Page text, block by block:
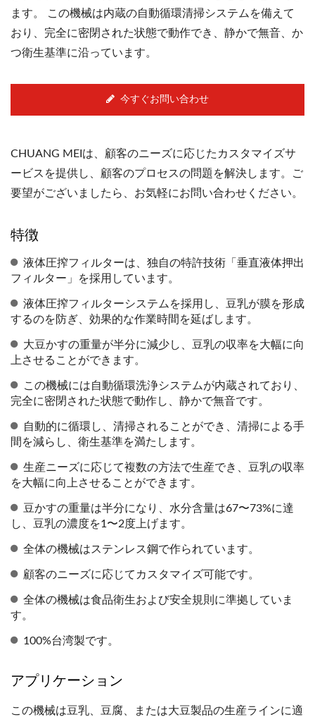
ます。 この機械は内蔵の自動循環清掃システムを備えて
おり、完全に密閉された状態で動作でき、静かで無音、か
つ衛生基準に沿っています。
今すぐお問い合わせ
CHUANG MEIは、顧客のニーズに応じたカスタマイズサ
ービスを提供し、顧客のプロセスの問題を解決します。ご
要望がございましたら、お気軽にお問い合わせください。
特徴
液体圧搾フィルターは、独自の特許技術「垂直液体押出
フィルター」を採用しています。
液体圧搾フィルターシステムを採用し、豆乳が膜を形成
するのを防ぎ、効果的な作業時間を延ばします。
大豆かすの重量が半分に減少し、豆乳の収率を大幅に向
上させることができます。
この機械には自動循環洗浄システムが内蔵されており、
完全に密閉された状態で動作し、静かで無音です。
自動的に循環し、清掃されることができ、清掃による手
間を減らし、衛生基準を満たします。
生産ニーズに応じて複数の方法で生産でき、豆乳の収率
を大幅に向上させることができます。
豆かすの重量は半分になり、水分含量は67〜73%に達
し、豆乳の濃度を1〜2度上げます。
全体の機械はステンレス鋼で作られています。
顧客のニーズに応じてカスタマイズ可能です。
全体の機械は食品衛生および安全規則に準拠していま
す。
100%台湾製です。
アプリケーション
この機械は豆乳、豆腐、または大豆製品の生産ラインに適